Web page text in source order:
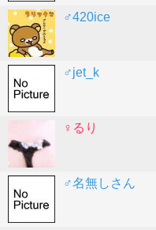
♂420ice
♂jet_k
♀るり
♂名無しさん